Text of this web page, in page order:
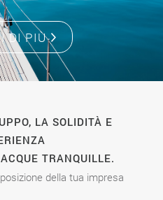
DI PIÙ
LA SOLIDITÀ E
TRANQUILLE.
della tua impresa